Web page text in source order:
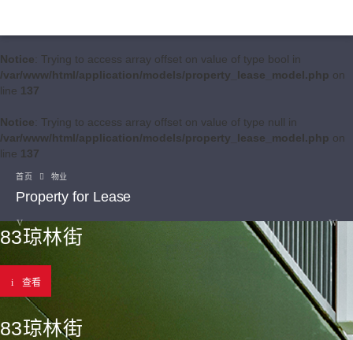
Notice: Trying to access array offset on value of type bool in
/var/www/html/application/models/property_lease_model.php on
line 137
Notice: Trying to access array offset on value of type null in
/var/www/html/application/models/property_lease_model.php on
line 137
首页 物业
Property for Lease
83琼林街
查看
83琼林街